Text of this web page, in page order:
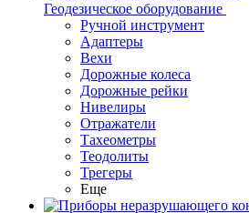
Геодезическое оборудование
Ручной инструмент
Адаптеры
Вехи
Дорожные колеса
Дорожные рейки
Нивелиры
Отражатели
Тахеометры
Теодолиты
Трегеры
Еще